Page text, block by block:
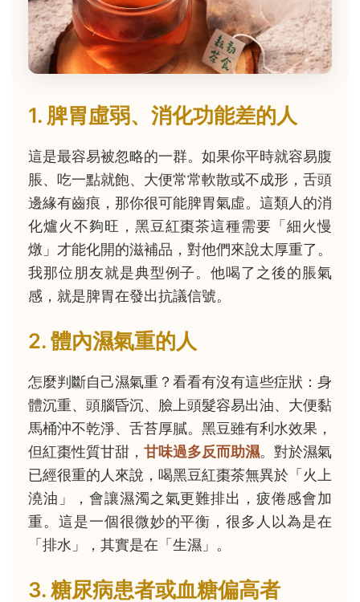
1. 脾胃虛弱、消化功能差的人
這是最容易被忽略的一群。如果你平時就容易腹
脹、吃一點就飽、大便常常軟散或不成形，舌頭
邊緣有齒痕，那你很可能脾胃氣虛。這類人的消
化爐火不夠旺，黑豆紅棗茶這種需要「細火慢
燉」才能化開的滋補品，對他們來說太厚重了。
我那位朋友就是典型例子。他喝了之後的脹氣
感，就是脾胃在發出抗議信號。
2. 體內濕氣重的人
怎麼判斷自己濕氣重？看看有沒有這些症狀：身
體沉重、頭腦昏沉、臉上頭髮容易出油、大便黏
馬桶沖不乾淨、舌苔厚膩。黑豆雖有利水效果，
但紅棗性質甘甜， 甘味過多反而助濕。對於濕氣
已經很重的人來說，喝黑豆紅棗茶無異於「火上
澆油」，會讓濕濁之氣更難排出，疲倦感會加
重。這是一個很微妙的平衡，很多人以為是在
「排水」，其實是在「生濕」。
3. 糖尿病患者或血糖偏高者